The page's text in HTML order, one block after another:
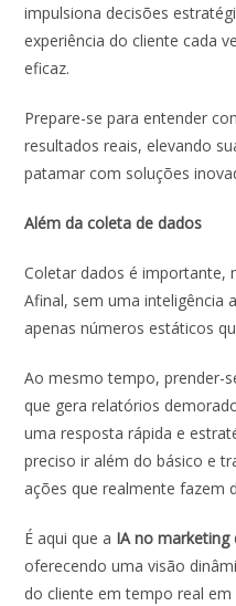
impulsiona decisões
experiência do cliente cada
eficaz.
Prepare-se para entender
resultados reais, elevando
patamar com soluções
Além da coleta de dados
Coletar dados é importante,
Afinal, sem uma inteligência
apenas números estáticos
Ao mesmo tempo, prender-
que gera relatórios
uma resposta rápida e
preciso ir além do básico e
ações que realmente fazem
É aqui que a IA no marketing
oferecendo uma visão
do cliente em tempo real